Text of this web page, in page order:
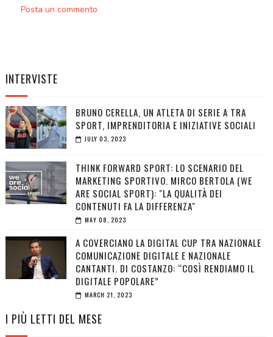
Posta un commento
INTERVISTE
BRUNO CERELLA, UN ATLETA DI SERIE A TRA
SPORT, IMPRENDITORIA E INIZIATIVE SOCIALI
JULY 03, 2023
THINK FORWARD SPORT: LO SCENARIO DEL
MARKETING SPORTIVO. MIRCO BERTOLA (WE
ARE SOCIAL SPORT): "LA QUALITÀ DEI
CONTENUTI FA LA DIFFERENZA"
MAY 08, 2023
A COVERCIANO LA DIGITAL CUP TRA NAZIONALE
COMUNICAZIONE DIGITALE E NAZIONALE
CANTANTI. DI COSTANZO: “COSÌ RENDIAMO IL
DIGITALE POPOLARE”
MARCH 21, 2023
I PIÙ LETTI DEL MESE